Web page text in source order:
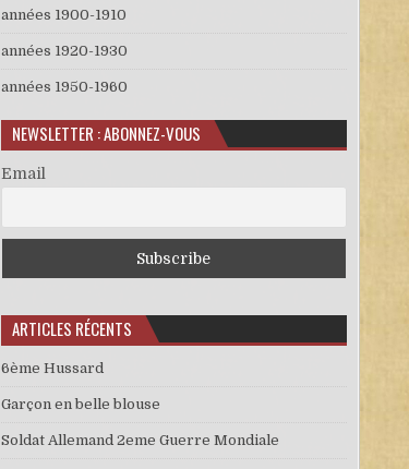
années 1900-1910
années 1920-1930
années 1950-1960
NEWSLETTER : ABONNEZ-VOUS
Email
ARTICLES RÉCENTS
6ème Hussard
Garçon en belle blouse
Soldat Allemand 2eme Guerre Mondiale